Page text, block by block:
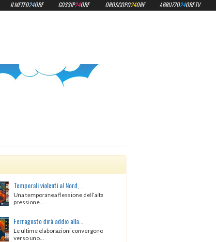
Temporali violenti al Nord,...
Una temporanea flessione dell’alta
pressione...
Ferragosto dirà addio alla...
Le ultime elaborazioni convergono
verso uno...
ILMETEO24ORE GOSSIP24ORE OROSCOPO24ORE ABRUZZO24ORE.TV